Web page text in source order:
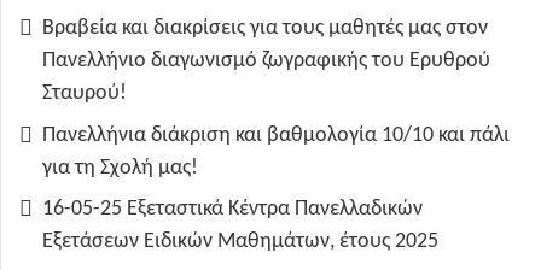
Βραβεία και διακρίσεις για τους μαθητές μας στον
Πανελλήνιο διαγωνισμό ζωγραφικής του Ερυθρού
Σταυρού!
Πανελλήνια διάκριση και βαθμολογία 10/10 και πάλι
για τη Σχολή μας!
16-05-25 Εξεταστικά Κέντρα Πανελλαδικών
Εξετάσεων Ειδικών Μαθημάτων, έτους 2025